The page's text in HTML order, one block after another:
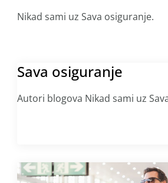
Nikad sami uz Sava osiguranje.
Sava osiguranje
Autori blogova Nikad sami uz